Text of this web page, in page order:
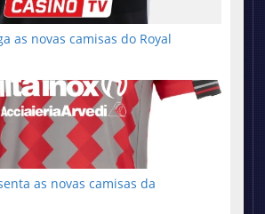
as novas camisas do Royal
as novas camisas da